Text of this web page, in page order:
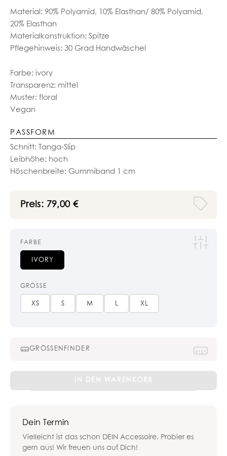
Material: 90% Polyamid, 10% Elasthan/ 80% Polyamid,
20% Elasthan
Materialkonstruktion: Spitze
Pflegehinweis: 30 Grad Handwäschel
Farbe: ivory
Transparenz: mittel
Muster: floral
Vegan
PASSFORM
Schnitt: Tanga-Slip
Leibhöhe: hoch
Höschenbreite: Gummiband 1 cm
Preis: 79,00 €
FARBE
IVORY
GRÖSSE
XS S M L XL
GRÖSSENFINDER
White
Menge
IN DEN WARENKORB
Dein Termin
Vielleicht ist das schon DEIN Accessoire. Probier es
gern aus! Wir freuen uns auf Dich!